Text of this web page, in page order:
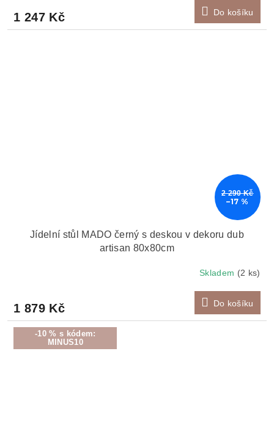
1 247 Kč Do košíku
2 290 Kč
–17 %
Jídelní stůl MADO černý s deskou v dekoru dub
artisan 80x80cm
Skladem (2 ks)
1 879 Kč Do košíku
-10 % s kódem:
MINUS10